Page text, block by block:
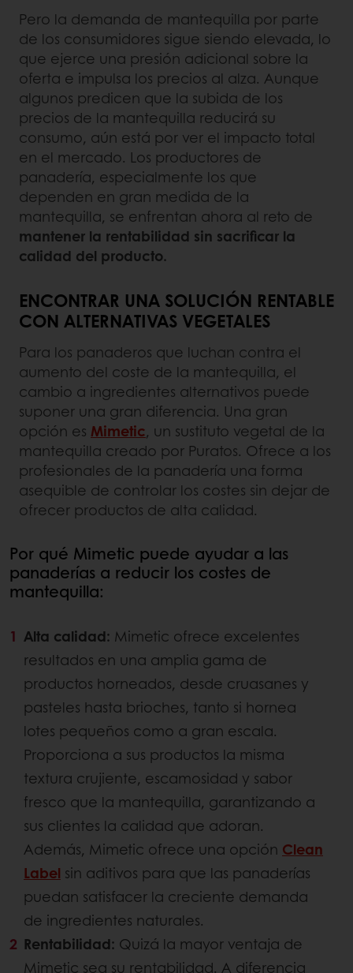
Pero la demanda de mantequilla por parte
de los consumidores sigue siendo elevada, lo
que ejerce una presión adicional sobre la
oferta e impulsa los precios al alza. Aunque
algunos predicen que la subida de los
precios de la mantequilla reducirá su
consumo, aún está por ver el impacto total
en el mercado. Los productores de
panadería, especialmente los que
dependen en gran medida de la
mantequilla, se enfrentan ahora al reto de
mantener la rentabilidad sin sacrificar la
calidad del producto.
ENCONTRAR UNA SOLUCIÓN RENTABLE
CON ALTERNATIVAS VEGETALES
Para los panaderos que luchan contra el
aumento del coste de la mantequilla, el
cambio a ingredientes alternativos puede
suponer una gran diferencia. Una gran
opción es Mimetic, un sustituto vegetal de la
mantequilla creado por Puratos. Ofrece a los
profesionales de la panadería una forma
asequible de controlar los costes sin dejar de
ofrecer productos de alta calidad.
Por qué Mimetic puede ayudar a las
panaderías a reducir los costes de
mantequilla:
Alta calidad: Mimetic ofrece excelentes
resultados en una amplia gama de
productos horneados, desde cruasanes y
pasteles hasta brioches, tanto si hornea
lotes pequeños como a gran escala.
Proporciona a sus productos la misma
textura crujiente, escamosidad y sabor
fresco que la mantequilla, garantizando a
sus clientes la calidad que adoran.
Además, Mimetic ofrece una opción Clean
Label sin aditivos para que las panaderías
puedan satisfacer la creciente demanda
de ingredientes naturales.
Rentabilidad: Quizá la mayor ventaja de
Mimetic sea su rentabilidad. A diferencia